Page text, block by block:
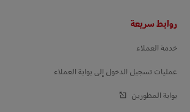
روابط سريعة
خدمة العملاء
عمليات تسجيل الدخول إلى بوابة العملاء
بوابة المطورين